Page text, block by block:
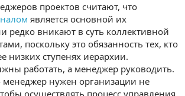
проектов считают, что
является основной их
редко вникают в суть коллективной
поскольку это обязанность тех, кто
низких ступенях иерархии.
работать, а менеджер руководить.
нужен организации не
осуществлять процесс управления